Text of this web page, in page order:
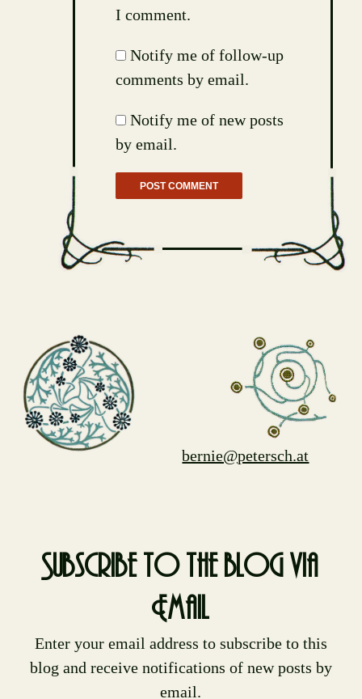
I comment.
Notify me of follow-up
comments by email.
Notify me of new posts
by email.
bernie@petersch.at
Subscribe to the blog via
Email
Enter your email address to subscribe to this
blog and receive notifications of new posts by
email.